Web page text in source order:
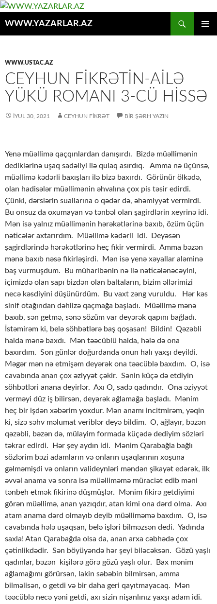
WWW.YAZARLAR.AZ
WWW.USTAC.AZ
CEYHUN FİKRƏTİN-AİLƏ
YÜKÜ ROMANI 3-CÜ HİSSƏ
İYUL 30, 2021 CEYHUN FIKRƏT BIR ŞƏRH YAZIN
Yenə müəllimə qaçqınlardan danışırdı. Bizdə müəllimənin
dediklərinə uşaq sadəliyi ilə qulaq asırdıq. Amma nə üçünsə,
müəllimə kədərli baxışları ilə bizə baxırdı. Görünür ölkədə,
olan hadisələr müəllimənin əhvalına çox pis təsir edirdi.
Çünki, dərslərin suallarına o qədər də, əhəmiyyət vermirdi.
Bu onsuz da oxumayan və tənbəl olan şagirdlərin xeyrinə idi.
Mən isə yalnız müəllimənin hərəkətlərinə baxıb, özüm üçün
nəticələr axtarırdım. Müəllimə kədərli idi. Deyəsən
şagirdlərində hərəkətlərinə heç fikir vermirdi. Amma bəzən
mənə baxıb nəsə fikirləşirdi. Mən isə yenə xəyallar aləminə
baş vurmuşdum. Bu müharibənin nə ilə nəticələnəcəyini,
içimizdə olan sapı bizdən olan baltaların, bizim əllərimizi
necə kəsdiyini düşünürdüm. Bu vaxt zəng vuruldu. Hər kəs
sinif otağından dəhlizə qaçmağa başladı. Müəllimə mənə
baxıb, sən getmə, sənə sözüm var deyərək qapını bağladı.
İstəmirəm ki, belə söhbətlərə baş qoşasan! Bildin! Qəzəbli
halda mənə baxdı. Mən təəcüblü halda, hələ də ona
baxırdım. Son günlər doğurdanda onun halı yaxşı deyildi.
Məgər mən nə etmişəm deyərək ona təəcüblə baxdım. O, isə
cavabında anan çox əziyyət çəkir. Sənin küçə də etdiyin
söhbətləri anana deyirlər. Axı O, sadə qadındır. Ona əziyyət
verməyi düz iş bilirsən, deyərək ağlamağa başladı. Mənim
heç bir işdən xəbərim yoxdur. Mən anamı incitmirəm, yəqin
ki, sizə səhv məlumat veriblər deyə bildim. O, ağlayır, bəzən
qəzəbli, bəzən də, mülayim formada küçədə dediyim sözləri
təkrar edirdi. Hər şey aydın idi. Mənim Qarabağla bağlı
sözlərim bəzi adamların və onların uşaqlarının xoşuna
gəlməmişdi və onların valideynləri məndən şikayət edərək, ilk
əvvəl anama və sonra isə müəlliməmə müraciət edib məni
tənbeh etmək fikirinə düşmüşlər. Mənim fikirə getdiyimi
görən müəllimə, anan yazıqdır, atan kimi ona dərd olma. Axı
atam anama dərd olmayıb deyib müəlliməmə baxdım. O, isə
cavabında hələ uşaqsan, belə işləri bilməzsən dedi. Yadında
saxla! Atan Qarabağda olsa da, anan arxa cəbhədə çox
çətinlikdədir. Sən böyüyəndə hər şeyi biləcəksən. Gözü yaşlı
qadınlar, bəzən kişilərə görə gözü yaşlı olur. Bax mənim
ağlamağımı görürsən, lakin səbəbin bilmirsən, amma
bilməlisən, o getdi və bir daha geri qayıtmayacaq. Mən
təəcüblə necə yəni getdi, axı sizin nişanlınız yaxşı adam idi.